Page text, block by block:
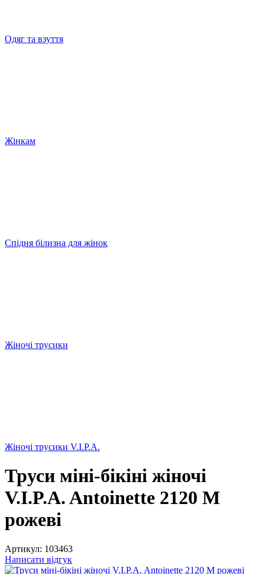
Одяг та взуття
Жінкам
Спідня білизна для жінок
Жіночі трусики
Жіночі трусики V.I.P.A.
Труси міні-бікіні жіночі
V.I.P.A. Antoinette 2120 M
рожеві
Артикул: 103463
Написати відгук